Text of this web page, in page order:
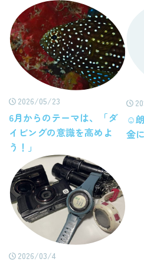
2026/05/23
6月からのテーマは、「ダ
イビングの意識を高めよ
う！」
☺
金
2026/03/4